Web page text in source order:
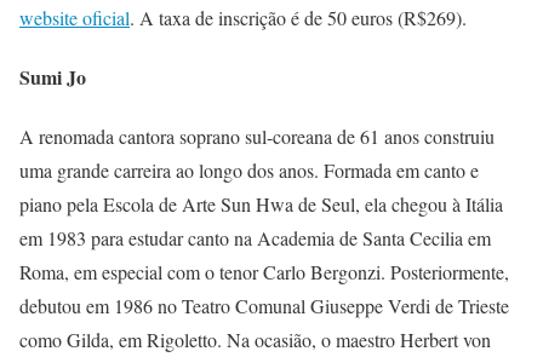
website oficial. A taxa de inscrição é de 50 euros (R$269).
Sumi Jo
A renomada cantora soprano sul-coreana de 61 anos construiu
uma grande carreira ao longo dos anos. Formada em canto e
piano pela Escola de Arte Sun Hwa de Seul, ela chegou à Itália
em 1983 para estudar canto na Academia de Santa Cecilia em
Roma, em especial com o tenor Carlo Bergonzi. Posteriormente,
debutou em 1986 no Teatro Comunal Giuseppe Verdi de Trieste
como Gilda, em Rigoletto. Na ocasião, o maestro Herbert von